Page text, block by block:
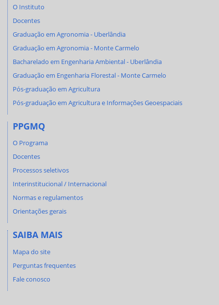
O Instituto
Docentes
Graduação em Agronomia - Uberlândia
Graduação em Agronomia - Monte Carmelo
Bacharelado em Engenharia Ambiental - Uberlândia
Graduação em Engenharia Florestal - Monte Carmelo
Pós-graduação em Agricultura
Pós-graduação em Agricultura e Informações Geoespaciais
PPGMQ
O Programa
Docentes
Processos seletivos
Interinstitucional / Internacional
Normas e regulamentos
Orientações gerais
SAIBA MAIS
Mapa do site
Perguntas frequentes
Fale conosco